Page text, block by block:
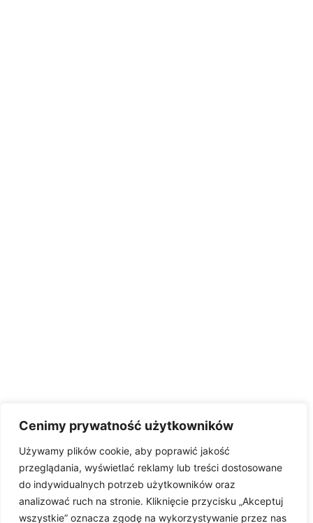
Cenimy prywatność użytkowników
Używamy plików cookie, aby poprawić jakość
przeglądania, wyświetlać reklamy lub treści dostosowane
do indywidualnych potrzeb użytkowników oraz
analizować ruch na stronie. Kliknięcie przycisku „Akceptuj
wszystkie” oznacza zgodę na wykorzystywanie przez nas